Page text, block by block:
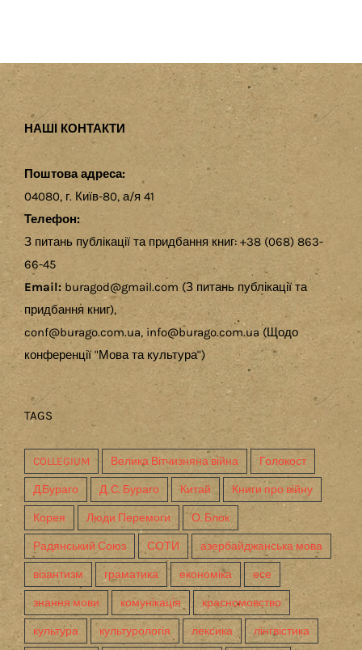
НАШІ КОНТАКТИ
Поштова адреса:
04080, г. Київ-80, а/я 41
Телефон:
З питань публікації та придбання книг: +38 (068) 863-
66-45
Email: buragod@gmail.com (З питань публікації та
придбання книг),
conf@burago.com.ua, info@burago.com.ua (Щодо
конференції "Мова та культура")
TAGS
COLLEGIUM Велика Вітчизняна війна Голокост
Д.Бураго Д. С. Бураго Китай Книги про війну
Корея Люди Перемоги О. Блок
Радянський Союз СОТИ азербайджанська мова
візантизм граматика економіка есе
знання мови комунікація красномовство
культура культурологія лексика лінгвістика